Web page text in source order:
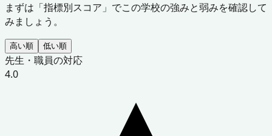
まずは「指標別スコア」でこの学校の強みと弱みを確認して
みましょう。
高い順 低い順
先生・職員の対応
4.0